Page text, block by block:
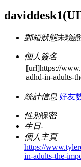
daviddesk1
郵箱狀態未驗證
個人簽名
[url]https://
adhd-in-adults-
統計信息 好友
性別保密
生日-
個人主頁
https://
in-adults-the-